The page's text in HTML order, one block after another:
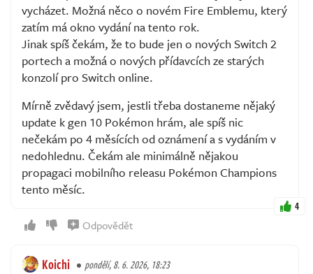
vycházet. Možná něco o novém Fire Emblemu, který
zatím má okno vydání na tento rok.
Jinak spíš čekám, že to bude jen o nových Switch 2
portech a možná o nových přídavcích ze starých
konzolí pro Switch online.
Mírně zvědavý jsem, jestli třeba dostaneme nějaký
update k gen 10 Pokémon hrám, ale spíš nic
nečekám po 4 měsících od oznámení a s vydáním v
nedohlednu. Čekám ale minimálně nějakou
propagaci mobilního releasu Pokémon Champions
tento měsíc.
4
Odpovědět
Koichi pondělí, 8. 6. 2026, 18:23